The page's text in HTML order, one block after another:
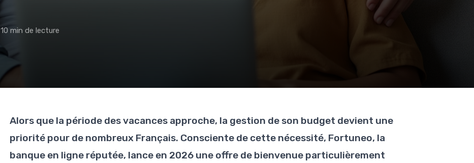
10 min de lecture
Alors que la période des vacances approche, la gestion de son budget devient une
priorité pour de nombreux Français. Consciente de cette nécessité, Fortuneo, la
banque en ligne réputée, lance en 2026 une offre de bienvenue particulièrement